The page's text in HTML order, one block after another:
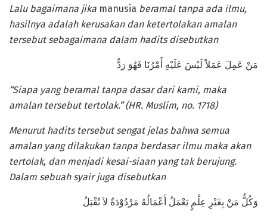
Lalu bagaimana jika manusia beramal tanpa ada ilmu,
hasilnya adalah kerusakan dan ketertolakan amalan
tersebut sebagaimana dalam hadits disebutkan
مَنْ عَمِلَ عَمَلاً لَيْسَ عَلَيْهِ أَمْرُنَا فَهُوَ رَدٌّ
“Siapa yangberamaltanpa dasar dari kami, maka
amalan tersebut tertolak.” (HR. Muslim, no. 1718)
Menurut hadits tersebut sengat jelas bahwa semua
amalan yang dilakukan tanpa berdasar ilmu maka akan
tertolak, dan menjadi kesai-siaan yang tak berujung.
Dalam sebuah syair juga disebutkan
وَكُلُّ مَنْ بِغَيْرِ عِلْمٍ يَعْمَلُ أَعْمَالُهُ مَرْدُوْدَةٌ لاَ تُقْبَلُ